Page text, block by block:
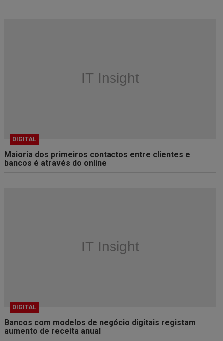
DIGITAL
Maioria dos primeiros contactos entre clientes e
bancos é através do online
DIGITAL
Bancos com modelos de negócio digitais registam
aumento de receita anual